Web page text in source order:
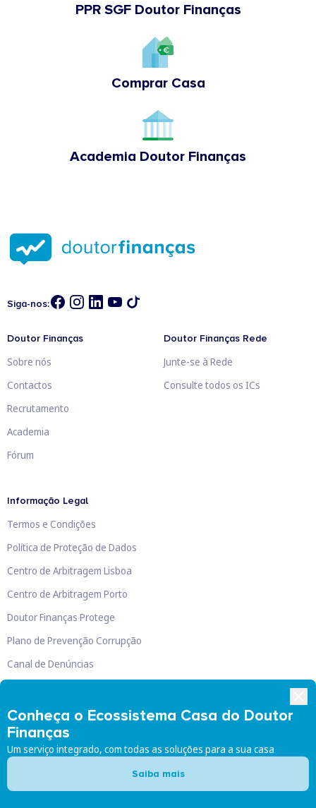
PPR SGF Doutor Finanças
Comprar Casa
Academia Doutor Finanças
Conheça o Ecossistema Casa do Doutor
Finanças
Um serviço integrado, com todas as soluções para a sua casa
Saiba mais
Siga-nos:
Doutor Finanças
Sobre nós
Contactos
Recrutamento
Academia
Fórum
Doutor Finanças Rede
Junte-se à Rede
Consulte todos os ICs
Informação Legal
Termos e Condições
Política de Proteção de Dados
Centro de Arbitragem Lisboa
Centro de Arbitragem Porto
Doutor Finanças Protege
Plano de Prevenção Corrupção
Canal de Denúncias
Doutor Finanças, Lda